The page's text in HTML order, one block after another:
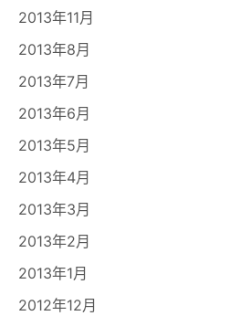
2013年11月
2013年8月
2013年7月
2013年6月
2013年5月
2013年4月
2013年3月
2013年2月
2013年1月
2012年12月